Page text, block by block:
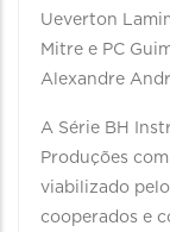
Ueverton
Mitre e PC
Alexandre
A Série BH
Produções
viabilizado
cooperados e